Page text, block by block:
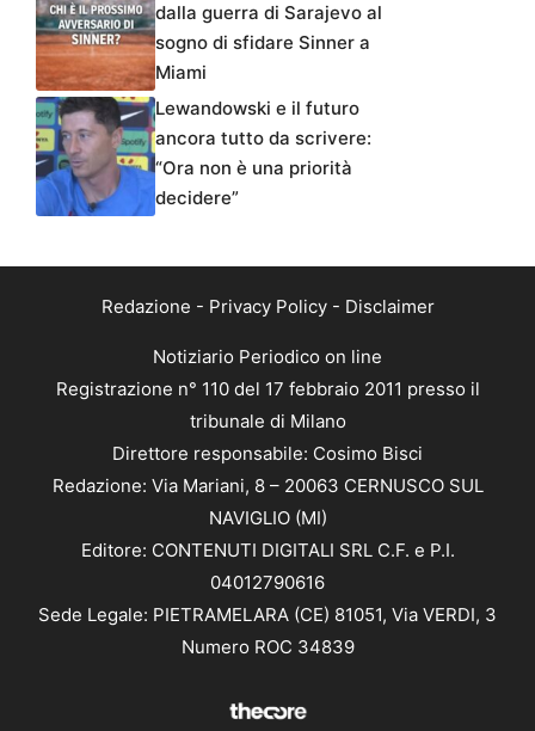
dalla guerra di Sarajevo al
sogno di sfidare Sinner a
Miami
Lewandowski e il futuro
ancora tutto da scrivere:
“Ora non è una priorità
decidere”
Redazione - Privacy Policy- Disclaimer
Notiziario Periodico on line
Registrazione n° 110 del 17 febbraio 2011 presso il
tribunale di Milano
Direttore responsabile: Cosimo Bisci
Redazione: Via Mariani, 8 – 20063 CERNUSCO SUL
NAVIGLIO (MI)
Editore: CONTENUTI DIGITALI SRL C.F. e P.I.
04012790616
Sede Legale: PIETRAMELARA (CE) 81051, Via VERDI, 3
Numero ROC 34839